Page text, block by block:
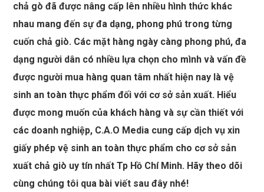
chả gò đã được nâng cấp lên nhiều hình thức khác
nhau mang đến sự đa dạng, phong phú trong từng
cuốn chả giò. Các mặt hàng ngày càng phong phú, đa
dạng người dân có nhiều lựa chọn cho mình và vấn đề
được người mua hàng quan tâm nhất hiện nay là vệ
sinh an toàn thực phẩm đối với cơ sở sản xuất. Hiểu
được mong muốn của khách hàng và sự cần thiết với
các doanh nghiệp, C.A.O Media cung cấp dịch vụ xin
giấy phép vệ sinh an toàn thực phẩm cho cơ sở sản
xuất chả giò uy tín nhất Tp Hồ Chí Minh. Hãy theo dõi
cùng chúng tôi qua bài viết sau đây nhé!